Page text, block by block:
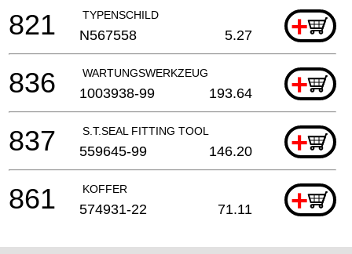
TYPENSCHILD +
821 N567558 5.27
WARTUNGSWERKZEUG +
836 1003938-99 193.64
S.T.SEAL FITTING TOOL +
837 559645-99 146.20
KOFFER +
861 574931-22 71.11